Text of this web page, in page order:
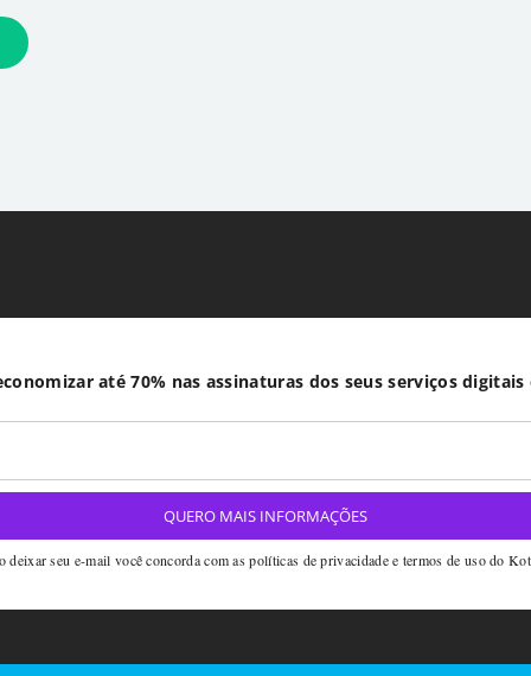
até 70% nas assinaturas dos seus serviços
deixar seu e-mail você concorda com as políticas de privacidade e termos de uso do